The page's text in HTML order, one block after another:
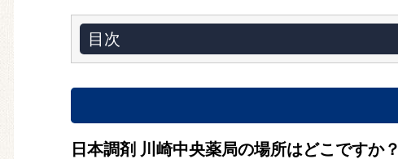
目次
日本調剤 川崎中央薬局の場所はどこですか？